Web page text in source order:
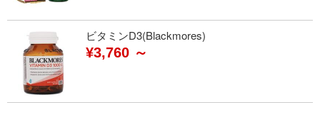
ビタミンD3(Blackmores)
¥3,760 ～